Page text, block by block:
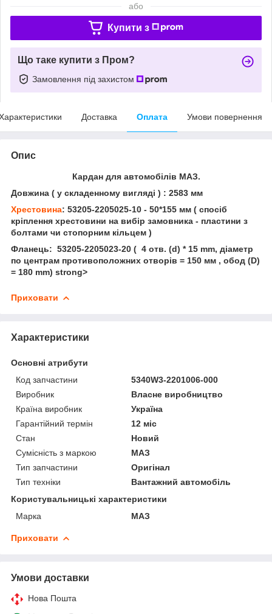
або
Купити з
Що таке купити з Пром?
Замовлення під захистом
Доставка Оплата Умови повернення
Опис
Кардан для автомобілів МАЗ.
Довжина ( у складенному вигляді ) : 2583 мм
Хрестовина: 53205-2205025-10 - 50*155 мм ( спосіб
кріплення хрестовини на вибір замовника - пластини з
болтами чи стопорним кільцем )
Фланець: 53205-2205023-20 ( 4 отв. (d) * 15 mm, діаметр
по центрам противоположних отворів = 150 мм , обод (D)
= 180 mm) strong>
Приховати
Характеристики
Основні атрибути
Код запчастини
5340W3-2201006-000
Виробник
Власне виробництво
Країна виробник
Україна
Гарантійний термін
12 міс
Стан
Новий
Сумісність з маркою
МАЗ
Тип запчастини
Оригінал
Тип техніки
Вантажний автомобіль
Користувальницькі характеристики
Марка
МАЗ
Приховати
Умови доставки
Нова Пошта